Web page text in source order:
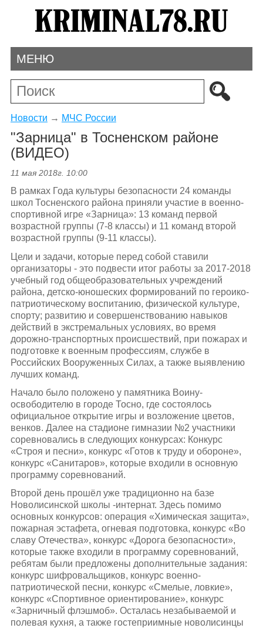
МЕНЮ
Новости → МЧС России
"Зарница" в Тосненском районе
(ВИДЕО)
11 мая 2018г. 10:00
В рамках Года культуры безопасности 24 команды
школ Тосненского района приняли участие в военно-
спортивной игре «Зарница»: 13 команд первой
возрастной группы (7-8 классы) и 11 команд второй
возрастной группы (9-11 классы).
Цели и задачи, которые перед собой ставили
организаторы - это подвести итог работы за 2017-2018
учебный год общеобразовательных учреждений
района, детско-юношеских формирований по героико-
патриотическому воспитанию, физической культуре,
спорту; развитию и совершенствованию навыков
действий в экстремальных условиях, во время
дорожно-транспортных происшествий, при пожарах и
подготовке к военным профессиям, службе в
Российских Вооруженных Силах, а также выявлению
лучших команд.
Начало было положено у памятника Воину-
освободителю в городе Тосно, где состоялось
официальное открытие игры и возложение цветов,
венков. Далее на стадионе гимназии №2 участники
соревновались в следующих конкурсах: Конкурс
«Строя и песни», конкурс «Готов к труду и обороне»,
конкурс «Санитаров», которые входили в основную
программу соревнований.
Второй день прошёл уже традиционно на базе
Новолисинской школы -интернат. Здесь помимо
основных конкурсов: операция «Химическая защита»,
пожарная эстафета, огневая подготовка, конкурс «Во
славу Отечества», конкурс «Дорога безопасности»,
которые также входили в программу соревнований,
ребятам были предложены дополнительные задания:
конкурс шифровальщиков, конкурс военно-
патриотической песни, конкурс «Смелые, ловкие»,
конкурс «Спортивное ориентирование», конкурс
«Зарничный флэшмоб». Осталась незабываемой и
полевая кухня, а также гостеприимные новолисинцы